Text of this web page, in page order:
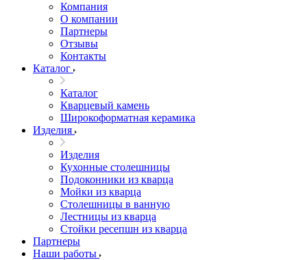
Компания
О компании
Партнеры
Отзывы
Контакты
Каталог
Каталог
Кварцевый камень
Широкоформатная керамика
Изделия
Изделия
Кухонные столешницы
Подоконники из кварца
Мойки из кварца
Столешницы в ванную
Лестницы из кварца
Стойки ресепшн из кварца
Партнеры
Наши работы